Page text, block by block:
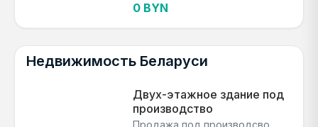
0 BYN
Недвижимость Беларуси
Двух-этажное здание под
производство
Продажа под производсво